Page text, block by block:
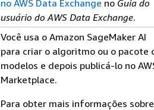
no AWS Data Exchange no Guia do
usuário do AWS Data Exchange.
Você usa o Amazon SageMaker AI
para criar o algoritmo ou o pacote
modelos e depois publicá-lo no
Marketplace.
Para obter mais informações sobre